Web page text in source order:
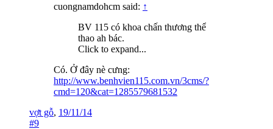
cuongnamdohcm said: ↑
BV 115 có khoa chấn thương thể
thao ah bác.
Click to expand...
Có. Ở đây nè cưng:
http://www.benhvien115.com.vn/3cms/?
cmd=120&cat=1285579681532
vợt gỗ, 19/11/14
#9